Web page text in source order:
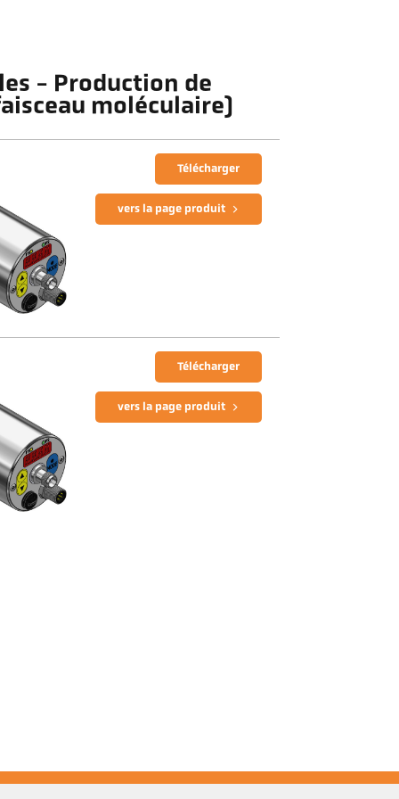
- Production de
moléculaire)
Télécharger
vers la page produit
Télécharger
vers la page produit